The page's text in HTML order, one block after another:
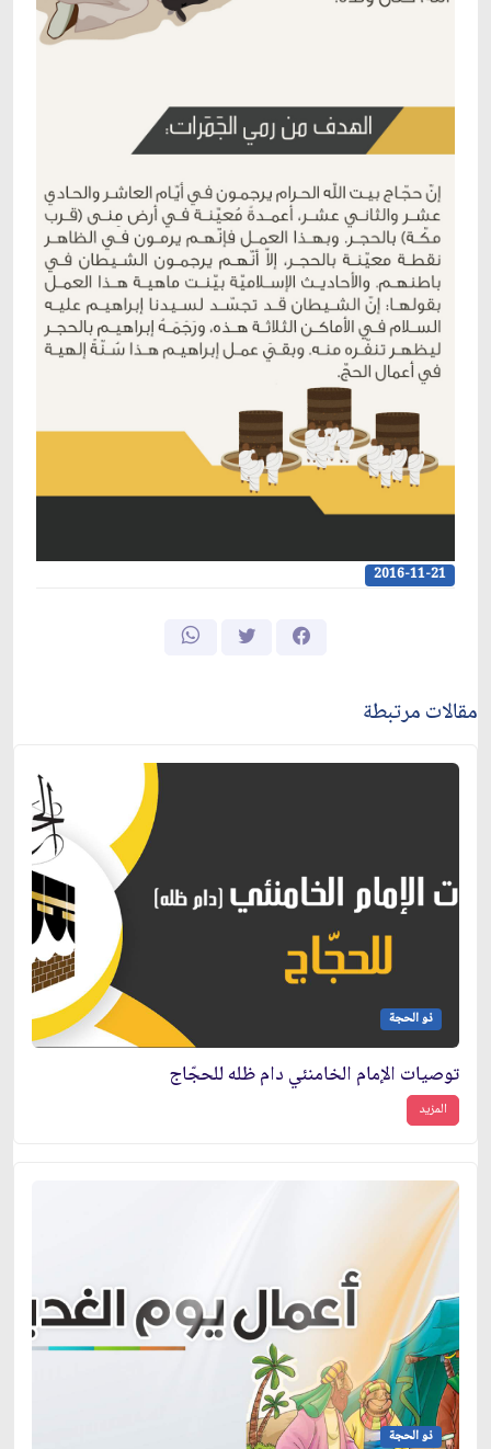
2016-11-21
مقالات مرتبطة
ذو الحجة
توصيات الإمام الخامنئي دام ظله للحجّاج
المزيد
ذو الحجة